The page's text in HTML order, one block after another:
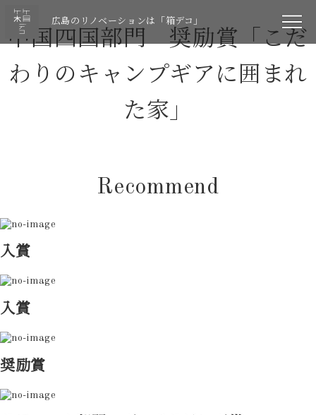
広島のリノベーションは「箱デコ」
中国四国部門 奨励賞「こだ
わりのキャンプギアに囲まれ
た家」
Recommend
入賞
入賞
奨励賞